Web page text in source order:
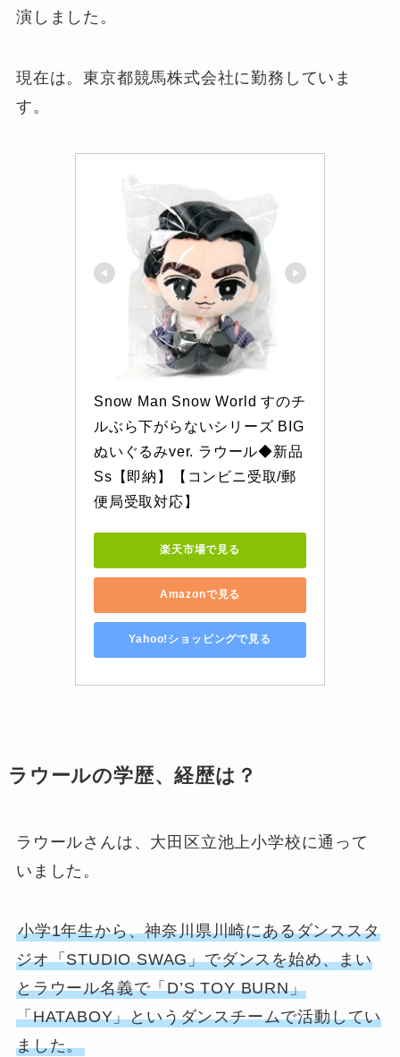
演しました。
現在は。東京都競馬株式会社に勤務していま
す。
Snow Man Snow World すのチ
ルぶら下がらないシリーズ BIG
ぬいぐるみver. ラウール◆新品
Ss【即納】【コンビニ受取/郵
便局受取対応】
楽天市場で見る
Amazonで見る
Yahoo!ショッピングで見る
ラウールの学歴、経歴は？
ラウールさんは、大田区立池上小学校に通って
いました。
小学1年生から、神奈川県川崎にあるダンススタ
ジオ「STUDIO SWAG」でダンスを始め、まい
とラウール名義で「D’S TOY BURN」
「HATABOY」というダンスチームで活動してい
ました。